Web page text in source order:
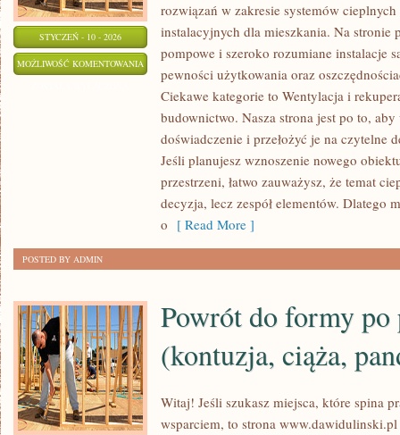
STYCZEŃ - 10 - 2026
MOŻLIWOŚĆ KOMENTOWANIA CHŁODNICTWO
rozwiązań w zakresie systemów
instalacyjnych dla mieszkania. Na stronie
pompowe i szeroko rozumiane instalacje
pewności użytkowania oraz
Ciekawe kategorie to Wentylacja i
budownictwo. Nasza strona jest po to,
doświadczenie i przełożyć je na czytelne
Jeśli planujesz wznoszenie nowego
przestrzeni, łatwo zauważysz, że temat
decyzja, lecz zespół elementów. Dlatego
o [ Read More ]
POSTED BY ADMIN
Powrót do formy
(kontuzja, ciąża,
Witaj! Jeśli szukasz miejsca, które spina
wsparciem, to strona www.dawidulinski.pl